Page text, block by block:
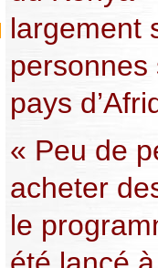
largement
personnes
pays
« Peu de
acheter
le